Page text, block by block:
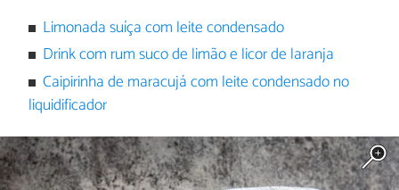
Limonada suíça com leite condensado
Drink com rum suco de limão e licor de laranja
Caipirinha de maracujá com leite condensado no
liquidificador